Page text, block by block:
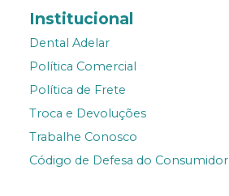
Institucional
Dental Adelar
Política Comercial
Política de Frete
Troca e Devoluções
Trabalhe Conosco
Código de Defesa do Consumidor